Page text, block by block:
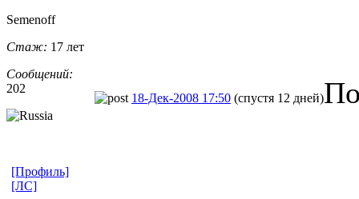
Semenoff
Стаж: 17 лет
Сообщений:
202
18-Дек-2008 17:50 (спустя 12 дней)
[Профиль]
[ЛС]